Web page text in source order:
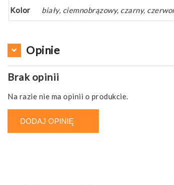
Kolor biały, ciemnobrązowy, czarny,
Opinie
Brak opinii
Na razie nie ma opinii o produkcie.
DODAJ OPINIĘ